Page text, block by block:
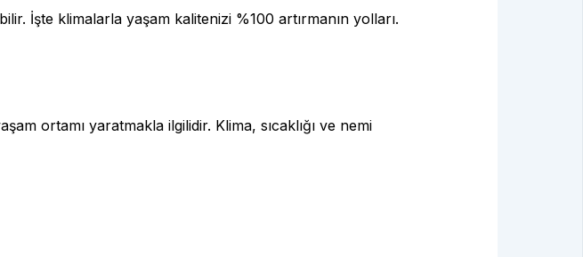
İşte klimalarla yaşam kalitenizi %100 artırmanın yolları.
ortamı yaratmakla ilgilidir. Klima, sıcaklığı ve nemi